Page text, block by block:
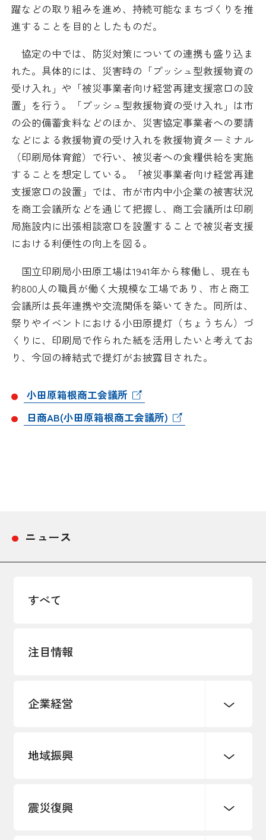
情報公開
採用情報
アクセス
所信
躍などの取り組みを進め、持続可能なまちづくりを推
進することを目的としたものだ。
協定の中では、防災対策についての連携も盛り込ま
れた。具体的には、災害時の「プッシュ型救援物資の
受け入れ」や「被災事業者向け経営再建支援窓口の設
置」を行う。「プッシュ型救援物資の受け入れ」は市
の公的備蓄食料などのほか、災害協定事業者への要請
などによる救援物資の受け入れを救援物資ターミナル
（印刷局体育館）で行い、被災者への食糧供給を実施
することを想定している。「被災事業者向け経営再建
支援窓口の設置」では、市が市内中小企業の被害状況
を商工会議所などを通じて把握し、商工会議所は印刷
局施設内に出張相談窓口を設置することで被災者支援
における利便性の向上を図る。
国立印刷局小田原工場は1941年から稼働し、現在も
約800人の職員が働く大規模な工場であり、市と商工
会議所は長年連携や交流関係を築いてきた。同所は、
祭りやイベントにおける小田原提灯（ちょうちん）づ
くりに、印刷局で作られた紙を活用したいと考えてお
り、今回の締結式で提灯がお披露目された。
小田原箱根商工会議所
日商AB(小田原箱根商工会議所)
ニュース
すべて
注目情報
企業経営
創業
事業承継・引継ぎ支援
地域振興
まちづくり
震災復興